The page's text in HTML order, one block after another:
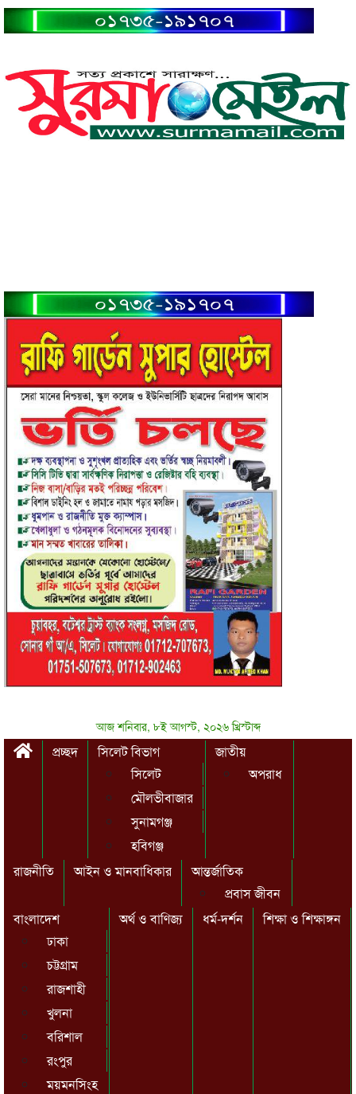
আজ শনিবার, ৮ই আগস্ট, ২০২৬ খ্রিস্টাব্দ
প্রচ্ছদ
সিলেট বিভাগ
সিলেট
মৌলভীবাজার
সুনামগঞ্জ
হবিগঞ্জ
জাতীয়
অপরাধ
রাজনীতি আইন ও মানবাধিকার
আন্তর্জাতিক
প্রবাস জীবন
বাংলাদেশ
ঢাকা
চট্টগ্রাম
রাজশাহী
খুলনা
বরিশাল
রংপুর
ময়মনসিংহ
অর্থ ও বাণিজ্য ধর্ম-দর্শন শিক্ষা ও শিক্ষাঙ্গন